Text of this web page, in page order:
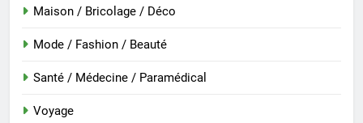
Maison / Bricolage / Déco
Mode / Fashion / Beauté
Santé / Médecine / Paramédical
Voyage